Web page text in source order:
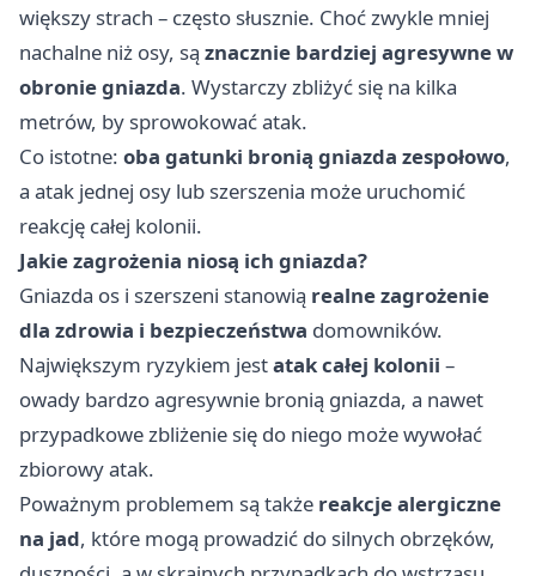
większy strach – często słusznie. Choć zwykle mniej
nachalne niż osy, są znacznie bardziej agresywne w
obronie gniazda. Wystarczy zbliżyć się na kilka
metrów, by sprowokować atak.
Co istotne: oba gatunki bronią gniazda zespołowo,
a atak jednej osy lub szerszenia może uruchomić
reakcję całej kolonii.
Jakie zagrożenia niosą ich gniazda?
Gniazda os i szerszeni stanowią realne zagrożenie
dla zdrowia i bezpieczeństwa domowników.
Największym ryzykiem jestatak całej kolonii –
owady bardzo agresywnie bronią gniazda, a nawet
przypadkowe zbliżenie się do niego może wywołać
zbiorowy atak.
Poważnym problemem są także reakcje alergiczne
na jad, które mogą prowadzić do silnych obrzęków,